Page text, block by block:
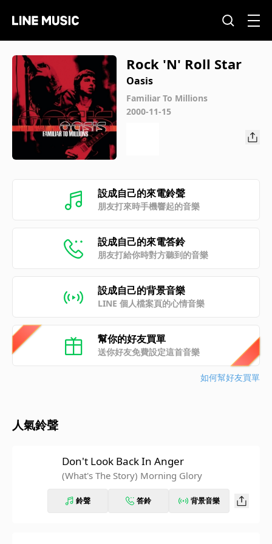
Rock 'N' Roll Star
Oasis
Familiar To Millions
2000-11-15
設成自己的來電鈴聲
朋友打來時手機響起的音樂
設成自己的來電答鈴
朋友打給你時對方聽到的音樂
設成自己的背景音樂
LINE 個人檔案頁的心情音樂
幫你的好友買單
送你好友免費設定這首音樂
如何幫好友買單
人氣鈴聲
Don't Look Back In Anger
(What's The Story) Morning Glory
鈴聲 答鈴 背景音樂